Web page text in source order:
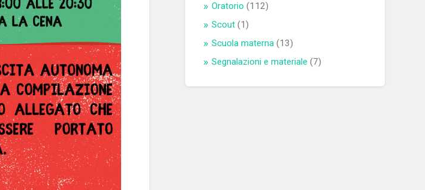
Oratorio (112)
Scout (1)
Scuola materna (13)
Segnalazioni e materiale (7)